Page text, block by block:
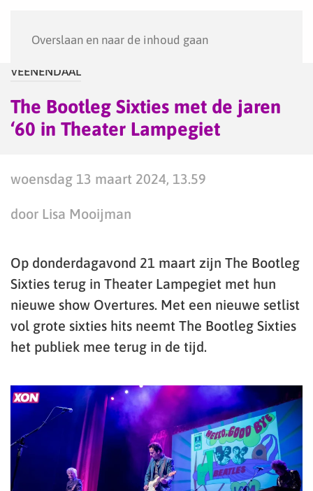
Overslaan en naar de inhoud gaan
VEENENDAAL
The Bootleg Sixties met de jaren
‘60 in Theater Lampegiet
woensdag 13 maart 2024, 13.59
door Lisa Mooijman
Op donderdagavond 21 maart zijn The Bootleg
Sixties terug in Theater Lampegiet met hun
nieuwe show Overtures. Met een nieuwe setlist
vol grote sixties hits neemt The Bootleg Sixties
het publiek mee terug in de tijd.